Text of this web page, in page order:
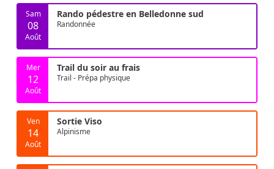
Sam
08
Août
Rando pédestre en Belledonne sud
Randonnée
Mer
12
Août
Trail du soir au frais
Trail - Prépa physique
Ven
14
Août
Sortie Viso
Alpinisme